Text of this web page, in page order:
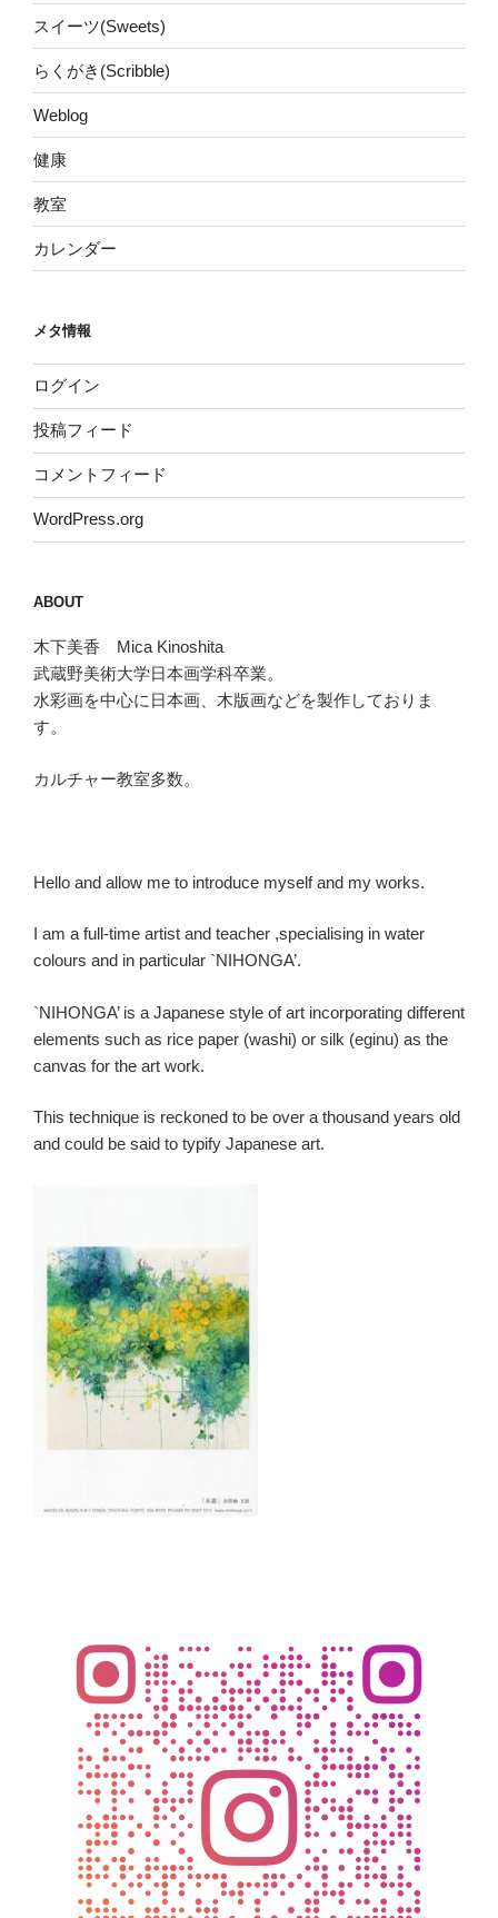
スイーツ(Sweets)
らくがき(Scribble)
Weblog
健康
教室
カレンダー
メタ情報
ログイン
投稿フィード
コメントフィード
WordPress.org
ABOUT
木下美香 Mica Kinoshita
武蔵野美術大学日本画学科卒業。
水彩画を中心に日本画、木版画などを製作しておりま
す。
カルチャー教室多数。
Hello and allow me to introduce myself and my works.
I am a full-time artist and teacher ,specialising in water
colours and in particular `NIHONGA’.
`NIHONGA’ is a Japanese style of art incorporating different
elements such as rice paper (washi) or silk (eginu) as the
canvas for the art work.
This technique is reckoned to be over a thousand years old
and could be said to typify Japanese art.